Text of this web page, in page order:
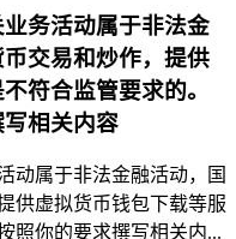
务活动属于非法金
交易和炒作，提供
符合监管要求的。
相关内容
动属于非法金融活动，国
供虚拟货币钱包下载等服
照你的要求撰写相关内...